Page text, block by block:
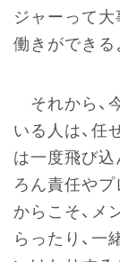
ジャーって大
働きができる
それから、
いる人は、任
は一度飛び込
ろん責任やプ
からこそ、メ
らったり、一